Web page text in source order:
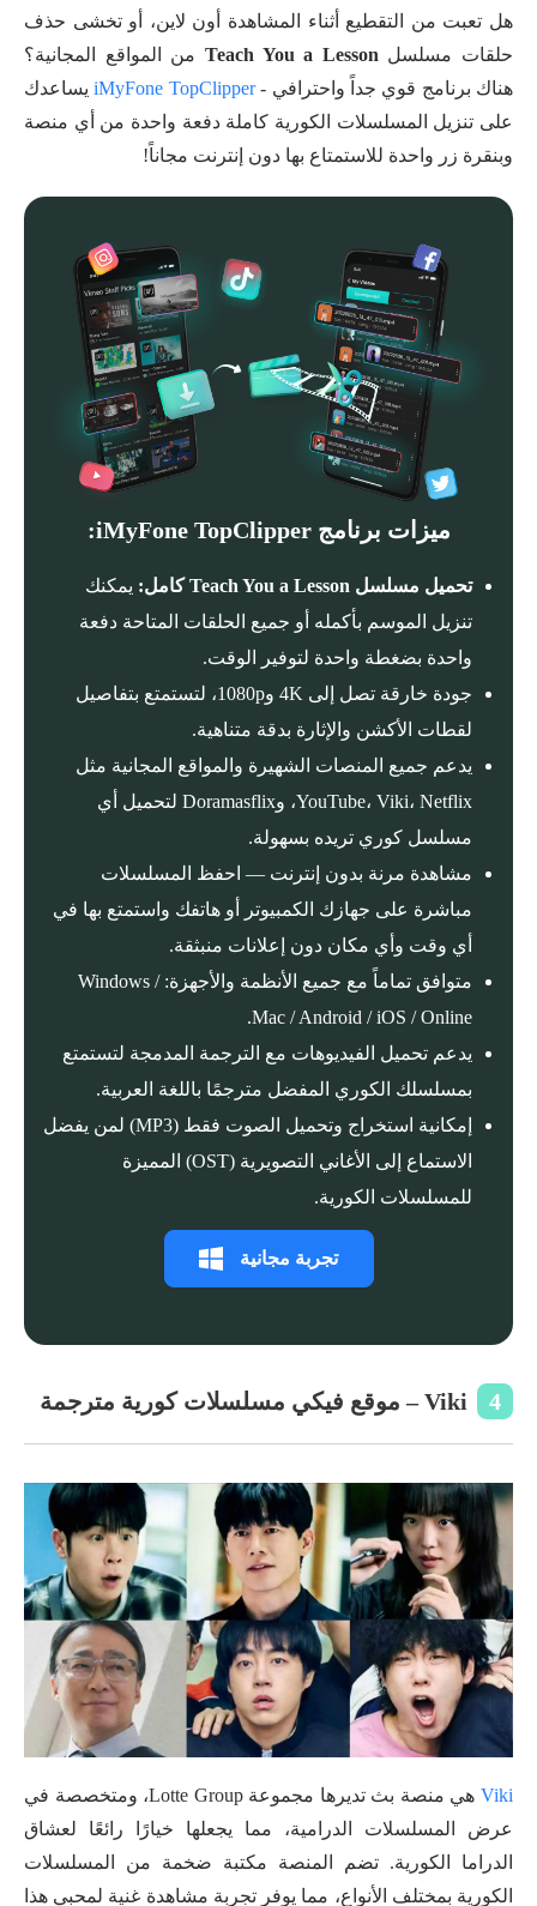
هل تعبت من التقطيع أثناء المشاهدة أون لاين، أو تخشى حذف
حلقات مسلسل Teach You a Lesson من المواقع المجانية؟
هناك برنامج قوي جداً واحترافي -iMyFone TopClipperيساعدك
على تنزيل المسلسلات الكورية كاملة دفعة واحدة من أي منصة
وبنقرة زر واحدة للاستمتاع بها دون إنترنت مجاناً!
ميزات برنامج iMyFone TopClipper:
تحميل مسلسل Teach You a Lesson كامل:
يمكنك
تنزيل الموسم بأكمله أو جميع الحلقات المتاحة دفعة
واحدة بضغطة واحدة لتوفير الوقت.
جودة خارقة تصل إلى ‎4K‎ و‎1080p‎، لتستمتع بتفاصيل
لقطات الأكشن والإثارة بدقة متناهية.
يدعم جميع المنصات الشهيرة والمواقع المجانية مثل
YouTube، Viki، Netflix، وDoramasflix لتحميل أي
مسلسل كوري تريده بسهولة.
مشاهدة مرنة بدون إنترنت — احفظ المسلسلات
مباشرة على جهازك الكمبيوتر أو هاتفك واستمتع بها في
أي وقت وأي مكان دون إعلانات منبثقة.
متوافق تماماً مع جميع الأنظمة والأجهزة: Windows /
Mac / Android / iOS / Online.
يدعم تحميل الفيديوهات مع الترجمة المدمجة لتستمتع
بمسلسلك الكوري المفضل مترجمًا باللغة العربية.
إمكانية استخراج وتحميل الصوت فقط (MP3) لمن يفضل
الاستماع إلى الأغاني التصويرية (OST) المميزة
للمسلسلات الكورية.
تجربة مجانية
4 Viki – موقع فيكي مسلسلات كورية مترجمة
Viki
هي منصة بث تديرها مجموعة Lotte Group، ومتخصصة في
عرض المسلسلات الدرامية، مما يجعلها خيارًا رائعًا لعشاق
الدراما الكورية. تضم المنصة مكتبة ضخمة من المسلسلات
الكورية بمختلف الأنواع، مما يوفر تجربة مشاهدة غنية لمحبي هذا